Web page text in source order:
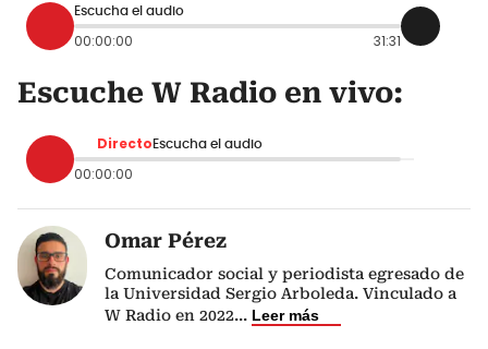
Escucha el audio
00:00:00 31:31
Escuche W Radio en vivo:
Directo Escucha el audio
00:00:00
Omar Pérez
Comunicador social y periodista egresado de
la Universidad Sergio Arboleda. Vinculado a
W Radio en 2022... Leer más